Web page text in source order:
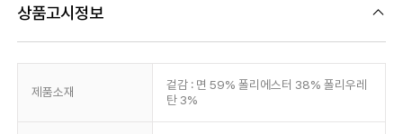
상품고시정보
제품소재
겉감 : 면 59% 폴리에스터 38% 폴리우레
탄 3%